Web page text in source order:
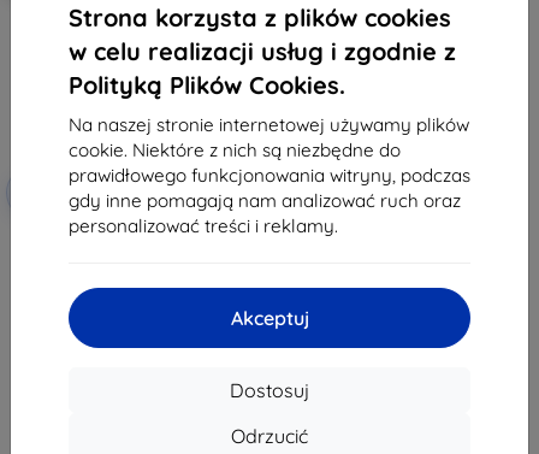
Strona korzysta z plików cookies
w celu realizacji usług i zgodnie z
Polityką Plików Cookies.
Na naszej stronie internetowej używamy plików
cookie. Niektóre z nich są niezbędne do
prawidłowego funkcjonowania witryny, podczas
gdy inne pomagają nam analizować ruch oraz
personalizować treści i reklamy.
Akceptuj
Dostosuj
Odrzucić
Zniżka z
kuponem
EXTRA10
3MK FlexibleGlass Asus Rog
Na stanie: > 5 szt.